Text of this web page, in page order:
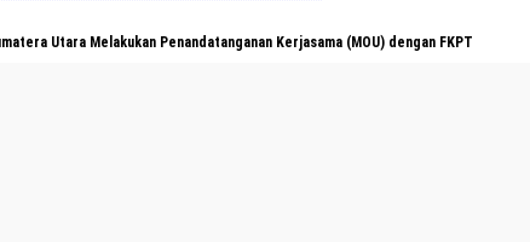
Utara Melakukan Penandatanganan Kerjasama (MOU) dengan FKPT